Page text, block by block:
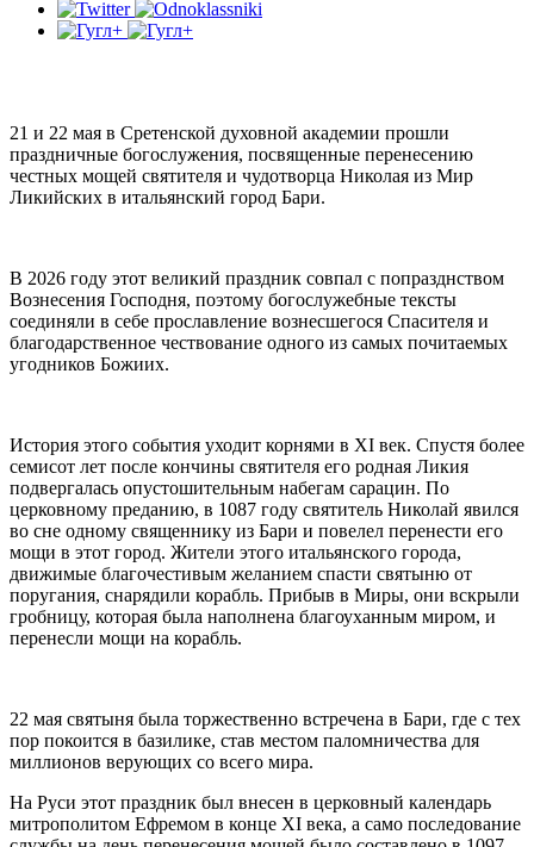
21 и 22 мая в Сретенской духовной академии прошли
праздничные богослужения, посвященные перенесению
честных мощей святителя и чудотворца Николая из Мир
Ликийских в итальянский город Бари.
В 2026 году этот великий праздник совпал с попразднством
Вознесения Господня, поэтому богослужебные тексты
соединяли в себе прославление вознесшегося Спасителя и
благодарственное чествование одного из самых почитаемых
угодников Божиих.
История этого события уходит корнями в XI век. Спустя более
семисот лет после кончины святителя его родная Ликия
подвергалась опустошительным набегам сарацин. По
церковному преданию, в 1087 году святитель Николай явился
во сне одному священнику из Бари и повелел перенести его
мощи в этот город. Жители этого итальянского города,
движимые благочестивым желанием спасти святыню от
поругания, снарядили корабль. Прибыв в Миры, они вскрыли
гробницу, которая была наполнена благоуханным миром, и
перенесли мощи на корабль.
22 мая святыня была торжественно встречена в Бари, где с тех
пор покоится в базилике, став местом паломничества для
миллионов верующих со всего мира.
На Руси этот праздник был внесен в церковный календарь
митрополитом Ефремом в конце XI века, а само последование